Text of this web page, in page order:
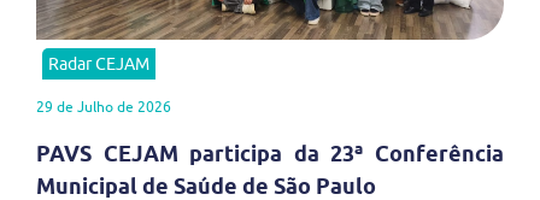
Radar CEJAM
29 de Julho de 2026
PAVS CEJAM participa da 23ª Conferência
Municipal de Saúde de São Paulo